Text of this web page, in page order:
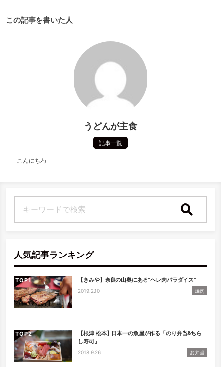
この記事を書いた人
うどんが主食
記事一覧
こんにちわ
人気記事ランキング
TOP 【きみや】奈良の山奥にある”ヘレ肉パラダイス”
2019.2.10 焼肉
TOP
【根津 松本】日本一の魚屋が作る「のり弁当&ちら
し寿司」
2018.9.26 お弁当